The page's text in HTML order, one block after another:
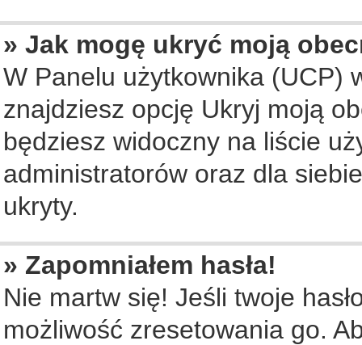
» Jak mogę ukryć moją
W Panelu użytkownika (UCP)
znajdziesz opcję Ukryj moją
będziesz widoczny na liście
administratorów oraz dla
ukryty.
» Zapomniałem hasła!
Nie martw się! Jeśli twoje
możliwość zresetowania go.